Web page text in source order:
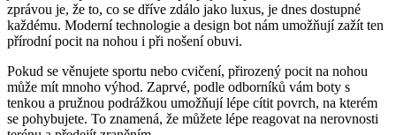
zprávou je,⁢ že to, co se dříve zdálo jako luxus, je dnes dostupné
každému. Moderní technologie a design bot nám ⁤umožňují zažít⁣ ten
přírodní pocit na nohou i při nošení obuvi.
Pokud se věnujete sportu nebo cvičení, přirozený⁤ pocit na nohou
může mít ​mnoho výhod. Zaprvé, podle odborníků vám boty s
tenkou a pružnou podrážkou umožňují lépe cítit povrch, na kterém
se ⁣pohybujete. To⁣ znamená, že můžete⁤ lépe ‍reagovat na nerovnosti